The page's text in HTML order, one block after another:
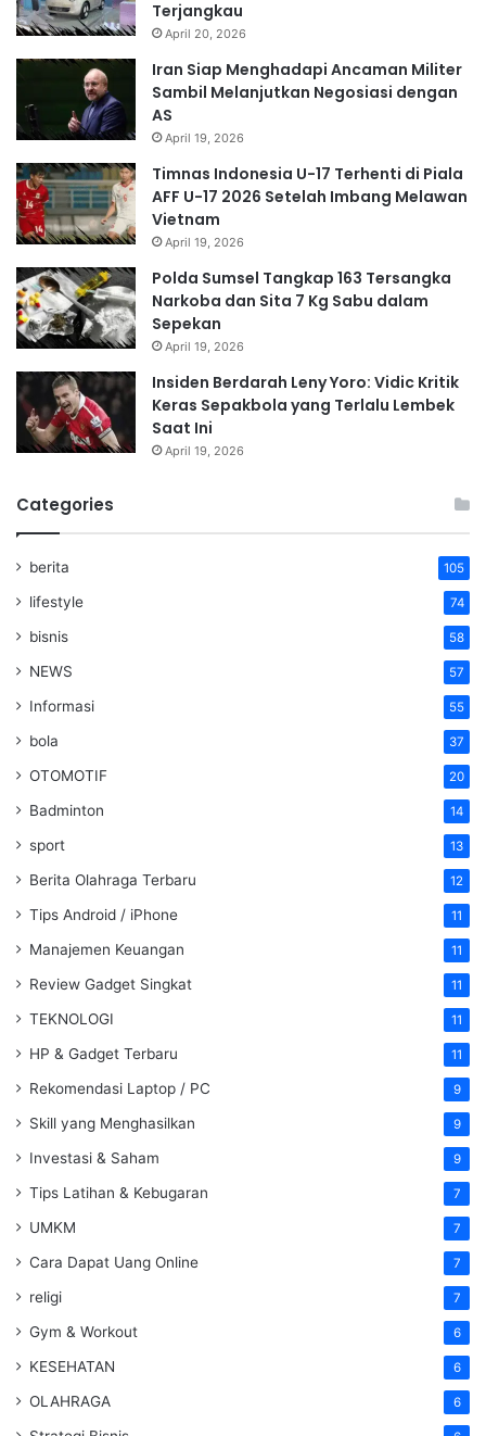
Terjangkau
April 20, 2026
Iran Siap Menghadapi Ancaman Militer
Sambil Melanjutkan Negosiasi dengan
AS
April 19, 2026
Timnas Indonesia U-17 Terhenti di Piala
AFF U-17 2026 Setelah Imbang Melawan
Vietnam
April 19, 2026
Polda Sumsel Tangkap 163 Tersangka
Narkoba dan Sita 7 Kg Sabu dalam
Sepekan
April 19, 2026
Insiden Berdarah Leny Yoro: Vidic Kritik
Keras Sepakbola yang Terlalu Lembek
Saat Ini
April 19, 2026
Categories
berita 105
lifestyle 74
bisnis 58
NEWS 57
Informasi 55
bola 37
OTOMOTIF 20
Badminton 14
sport 13
Berita Olahraga Terbaru 12
Tips Android / iPhone 11
Manajemen Keuangan 11
Review Gadget Singkat 11
TEKNOLOGI 11
HP & Gadget Terbaru 11
Rekomendasi Laptop / PC 9
Skill yang Menghasilkan 9
Investasi & Saham 9
Tips Latihan & Kebugaran 7
UMKM 7
Cara Dapat Uang Online 7
religi 7
Gym & Workout 6
KESEHATAN 6
OLAHRAGA 6